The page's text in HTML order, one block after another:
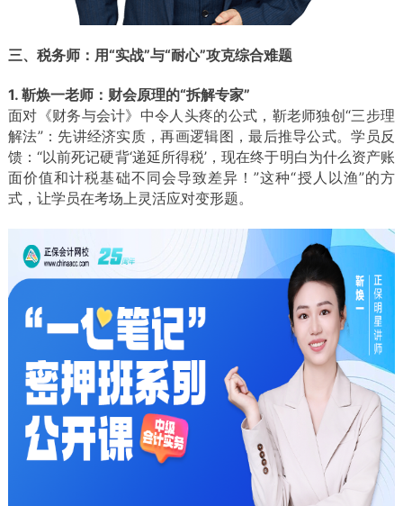
三、税务师：用“实战”与“耐心”攻克综合难题
1. 靳焕一老师：财会原理的“拆解专家”
面对《财务与会计》中令人头疼的公式，靳老师独创“三步理
解法”：先讲经济实质，再画逻辑图，最后推导公式。学员反
馈：“以前死记硬背‘递延所得税’，现在终于明白为什么资产账
面价值和计税基础不同会导致差异！”这种“授人以渔”的方
式，让学员在考场上灵活应对变形题。